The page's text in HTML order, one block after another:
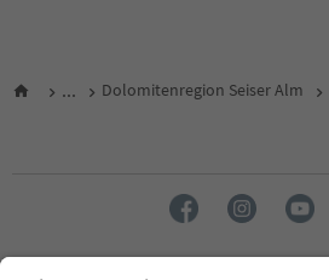
... Dolomitenregion Seiser Alm